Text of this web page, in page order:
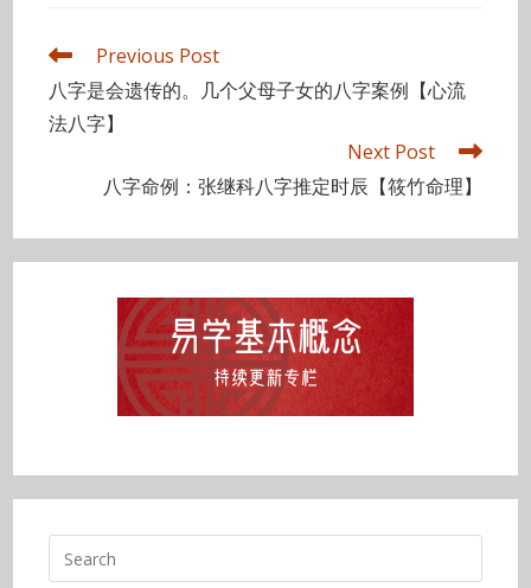
Read
more
articles
Previous Post
八字是会遗传的。几个父母子女的八字案例【心流
法八字】
Next Post
八字命例：张继科八字推定时辰【筱竹命理】